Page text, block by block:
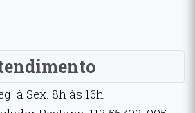
à Sex. 8h às 16h